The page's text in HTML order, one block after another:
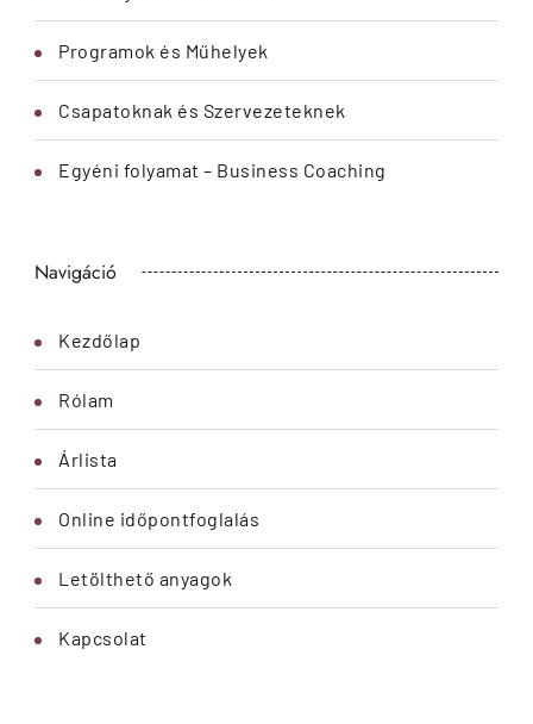
Programok és Műhelyek
Csapatoknak és Szervezeteknek
Egyéni folyamat – Business Coaching
Navigáció
Kezdőlap
Rólam
Árlista
Online időpontfoglalás
Letölthető anyagok
Kapcsolat